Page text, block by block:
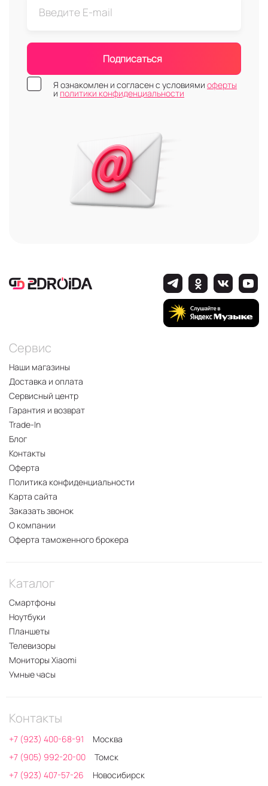
Подписаться
Я ознакомлен и согласен с условиями оферты
и политики конфиденциальности
Сервис
Наши магазины
Доставка и оплата
Сервисный центр
Гарантия и возврат
Trade-In
Блог
Контакты
Оферта
Политика конфиденциальности
Карта сайта
Заказать звонок
О компании
Оферта таможенного брокера
Каталог
Смартфоны
Ноутбуки
Планшеты
Телевизоры
Мониторы Xiaomi
Умные часы
Контакты
+7 (923) 400-68-91
Москва
+7 (905) 992-20-00
Томск
+7 (923) 407-57-26
Новосибирск